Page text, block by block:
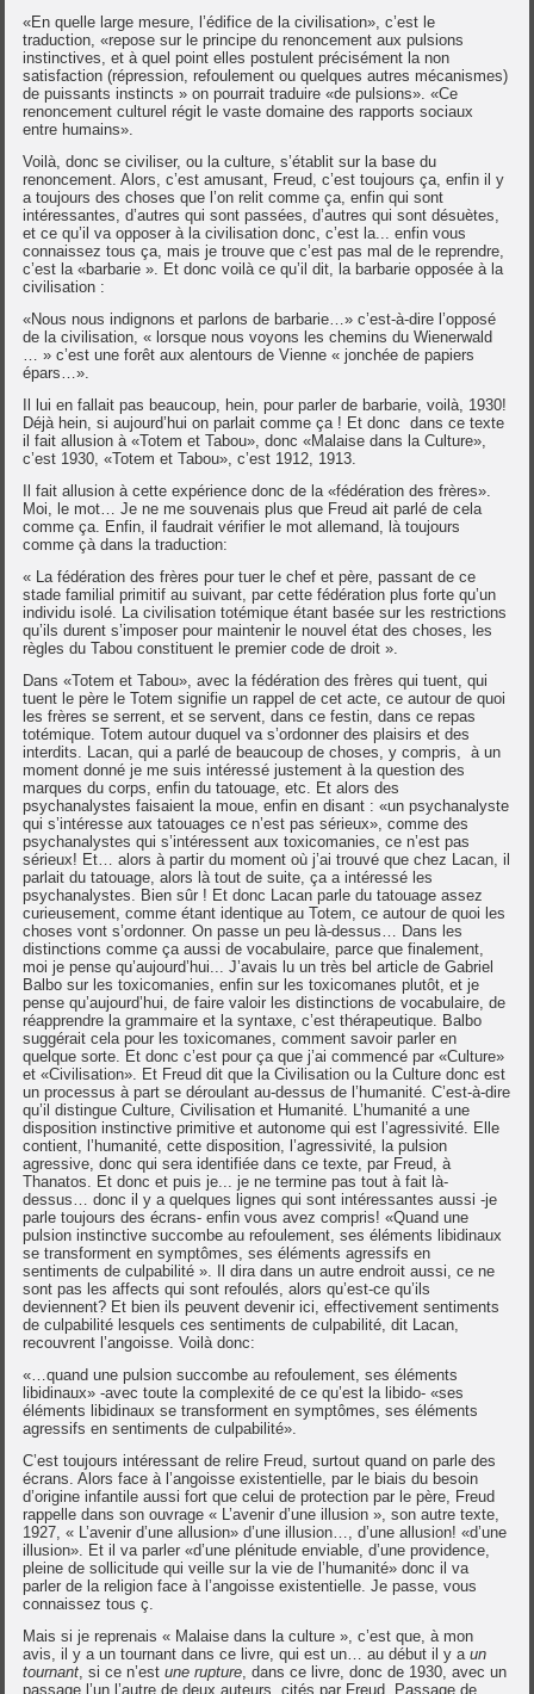
«En quelle large mesure, l’édifice de la civilisation», c’est le
traduction, «repose sur le principe du renoncement aux pulsions
instinctives, et à quel point elles postulent précisément la non
satisfaction (répression, refoulement ou quelques autres mécanismes)
de puissants instincts » on pourrait traduire «de pulsions». «Ce
renoncement culturel régit le vaste domaine des rapports sociaux
entre humains».
Voilà, donc se civiliser, ou la culture, s’établit sur la base du
renoncement. Alors, c’est amusant, Freud, c’est toujours ça, enfin il y
a toujours des choses que l’on relit comme ça, enfin qui sont
intéressantes, d’autres qui sont passées, d’autres qui sont désuètes,
et ce qu’il va opposer à la civilisation donc, c’est la... enfin vous
connaissez tous ça, mais je trouve que c’est pas mal de le reprendre,
c’est la «barbarie ». Et donc voilà ce qu’il dit, la barbarie opposée à la
civilisation :
«Nous nous indignons et parlons de barbarie…» c’est-à-dire l’opposé
de la civilisation, « lorsque nous voyons les chemins du Wienerwald
… » c’est une forêt aux alentours de Vienne « jonchée de papiers
épars…».
Il lui en fallait pas beaucoup, hein, pour parler de barbarie, voilà, 1930!
Déjà hein, si aujourd’hui on parlait comme ça ! Et donc dans ce texte
il fait allusion à «Totem et Tabou», donc «Malaise dans la Culture»,
c’est 1930, «Totem et Tabou», c’est 1912, 1913.
Il fait allusion à cette expérience donc de la «fédération des frères».
Moi, le mot… Je ne me souvenais plus que Freud ait parlé de cela
comme ça. Enfin, il faudrait vérifier le mot allemand, là toujours
comme çà dans la traduction:
« La fédération des frères pour tuer le chef et père, passant de ce
stade familial primitif au suivant, par cette fédération plus forte qu’un
individu isolé. La civilisation totémique étant basée sur les restrictions
qu’ils durent s’imposer pour maintenir le nouvel état des choses, les
règles du Tabou constituent le premier code de droit ».
Dans «Totem et Tabou», avec la fédération des frères qui tuent, qui
tuent le père le Totem signifie un rappel de cet acte, ce autour de quoi
les frères se serrent, et se servent, dans ce festin, dans ce repas
totémique. Totem autour duquel va s’ordonner des plaisirs et des
interdits. Lacan, qui a parlé de beaucoup de choses, y compris, à un
moment donné je me suis intéressé justement à la question des
marques du corps, enfin du tatouage, etc. Et alors des
psychanalystes faisaient la moue, enfin en disant : «un psychanalyste
qui s’intéresse aux tatouages ce n’est pas sérieux», comme des
psychanalystes qui s’intéressent aux toxicomanies, ce n’est pas
sérieux! Et… alors à partir du moment où j’ai trouvé que chez Lacan, il
parlait du tatouage, alors là tout de suite, ça a intéressé les
psychanalystes. Bien sûr ! Et donc Lacan parle du tatouage assez
curieusement, comme étant identique au Totem, ce autour de quoi les
choses vont s’ordonner. On passe un peu là-dessus… Dans les
distinctions comme ça aussi de vocabulaire, parce que finalement,
moi je pense qu’aujourd’hui... J’avais lu un très bel article de Gabriel
Balbo sur les toxicomanies, enfin sur les toxicomanes plutôt, et je
pense qu’aujourd’hui, de faire valoir les distinctions de vocabulaire, de
réapprendre la grammaire et la syntaxe, c’est thérapeutique. Balbo
suggérait cela pour les toxicomanes, comment savoir parler en
quelque sorte. Et donc c’est pour ça que j’ai commencé par «Culture»
et «Civilisation». Et Freud dit que la Civilisation ou la Culture donc est
un processus à part se déroulant au-dessus de l’humanité. C’est-à-dire
qu’il distingue Culture, Civilisation et Humanité. L’humanité a une
disposition instinctive primitive et autonome qui est l’agressivité. Elle
contient, l’humanité, cette disposition, l’agressivité, la pulsion
agressive, donc qui sera identifiée dans ce texte, par Freud, à
Thanatos. Et donc et puis je... je ne termine pas tout à fait là-
dessus… donc il y a quelques lignes qui sont intéressantes aussi -je
parle toujours des écrans- enfin vous avez compris! «Quand une
pulsion instinctive succombe au refoulement, ses éléments libidinaux
se transforment en symptômes, ses éléments agressifs en
sentiments de culpabilité ». Il dira dans un autre endroit aussi, ce ne
sont pas les affects qui sont refoulés, alors qu’est-ce qu’ils
deviennent? Et bien ils peuvent devenir ici, effectivement sentiments
de culpabilité lesquels ces sentiments de culpabilité, dit Lacan,
recouvrent l’angoisse. Voilà donc:
«…quand une pulsion succombe au refoulement, ses éléments
libidinaux» -avec toute la complexité de ce qu’est la libido- «ses
éléments libidinaux se transforment en symptômes, ses éléments
agressifs en sentiments de culpabilité».
C’est toujours intéressant de relire Freud, surtout quand on parle des
écrans. Alors face à l’angoisse existentielle, par le biais du besoin
d’origine infantile aussi fort que celui de protection par le père, Freud
rappelle dans son ouvrage « L’avenir d’une illusion », son autre texte,
1927, « L’avenir d’une allusion» d’une illusion…, d’une allusion! «d’une
illusion». Et il va parler «d’une plénitude enviable, d’une providence,
pleine de sollicitude qui veille sur la vie de l’humanité» donc il va
parler de la religion face à l’angoisse existentielle. Je passe, vous
connaissez tous ç.
Mais si je reprenais « Malaise dans la culture », c’est que, à mon
avis, il y a un tournant dans ce livre, qui est un… au début il y aun
tournant , si ce n’estune rupture , dans ce livre, donc de 1930, avec un
passage l’un l’autre de deux auteurs, cités par Freud. Passage de